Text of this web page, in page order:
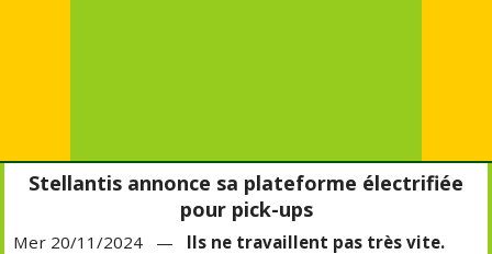
Stellantis annonce sa plateforme électrifiée
pour pick-ups
Mer 20/11/2024 — Ils ne travaillent pas très vite.